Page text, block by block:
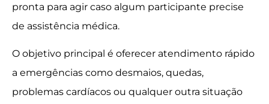
pronta para agir caso algum participante precise
de assistência médica.
O objetivo principal é oferecer atendimento rápido
a emergências como desmaios, quedas,
problemas cardíacos ou qualquer outra situação